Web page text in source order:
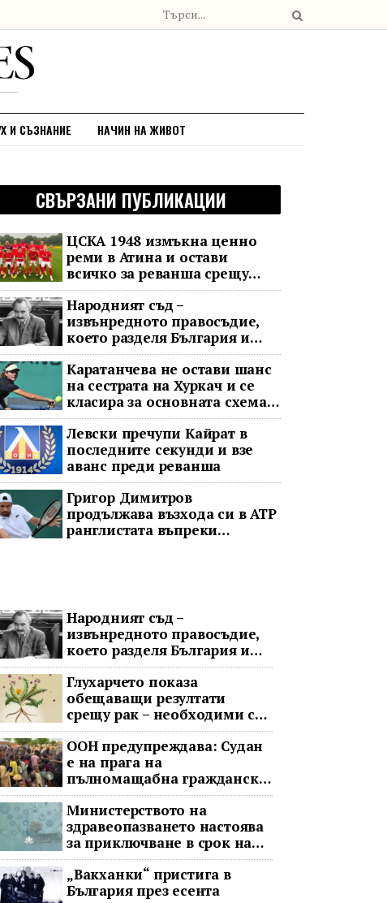
И СЪЗНАНИЕ НАЧИН НА ЖИВОТ
СВЪРЗАНИ ПУБЛИКАЦИИ
ЦСКА 1948 измъкна ценно
реми в Атина и остави
всичко за реванша срещу
Панатинайкос
Народният съд –
извънредното правосъдие,
което разделя България и
днес
Каратанчева не остави шанс
на сестрата на Хуркач и се
класира за основната схема
във Варшава
Левски пречупи Кайрат в
последните секунди и взе
аванс преди реванша
Григор Димитров
продължава възхода си в ATP
ранглистата въпреки
Народният съд –
извънредното правосъдие,
което разделя България и
днес
Глухарчето показа
обещаващи резултати
срещу рак – необходими са
изпитания с хора
ООН предупреждава: Судан
е на прага на
пълномащабна гражданска
война
Министерството на
здравеопазването настоява
за приключване в срок на
два ключови строителни
проекта
„Вакханки“ пристига в
България през есента